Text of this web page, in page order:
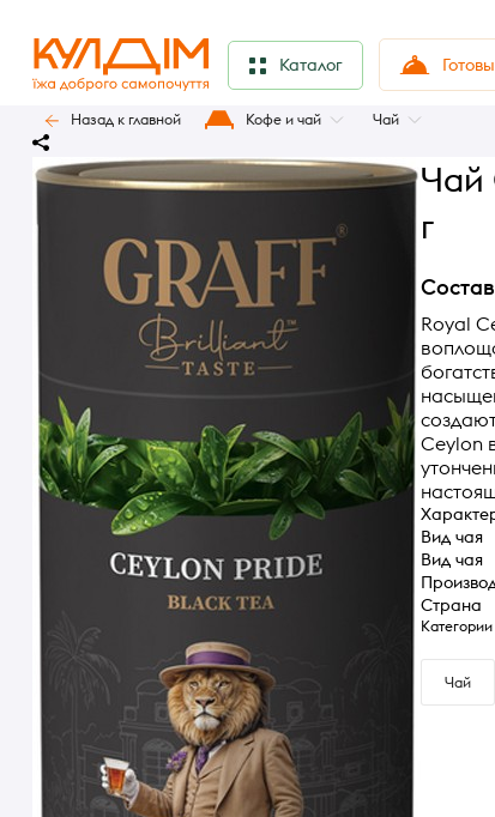
Каталог
Назад к главной Кофе и чай Чай
Чай
г
Состав
Royal
Ceylon
Вид чая
Вид чая
Страна
Категории
Чай